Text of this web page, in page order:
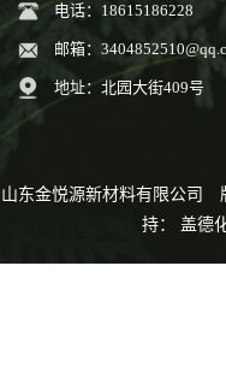
电话：18615186228
邮箱：
地址：北园大街409号
山东金悦源新材料有限公司
持： 盖德